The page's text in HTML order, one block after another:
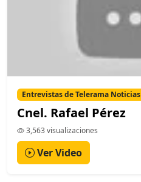
Entrevistas de Telerama Noticias
Cnel. Rafael Pérez
3,563 visualizaciones
Ver Video